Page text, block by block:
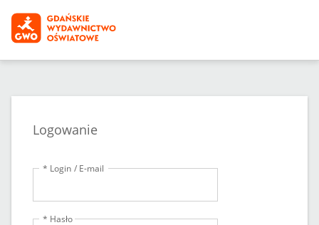
Logowanie
* Login / E-mail
* Hasło